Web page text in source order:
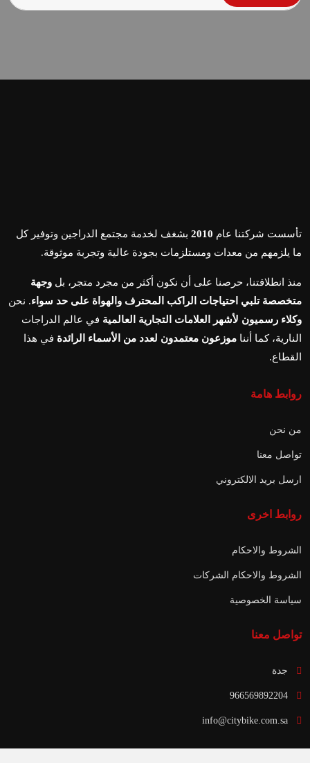
تأسست شركتنا عام 2010 بشغف لخدمة مجتمع الدراجين وتوفير كل
ما يلزمهم من معدات ومستلزمات بجودة عالية وتجربة موثوقة.
منذ انطلاقتنا، حرصنا على أن نكون أكثر من مجرد متجر، بل وجهة
متخصصة تلبي احتياجات الراكب المحترف والهواة على حد سواء. نحن
وكلاء رسميون لأشهر العلامات التجارية العالمية في عالم الدراجات
النارية، كما أننا موزعون معتمدون لعدد من الأسماء الرائدة في هذا
القطاع.
روابط هامة
من نحن
تواصل معنا
ارسل بريد الالكتروني
روابط اخرى
الشروط والاحكام
الشروط والاحكام الشركات
سياسة الخصوصية
تواصل معنا
جدة